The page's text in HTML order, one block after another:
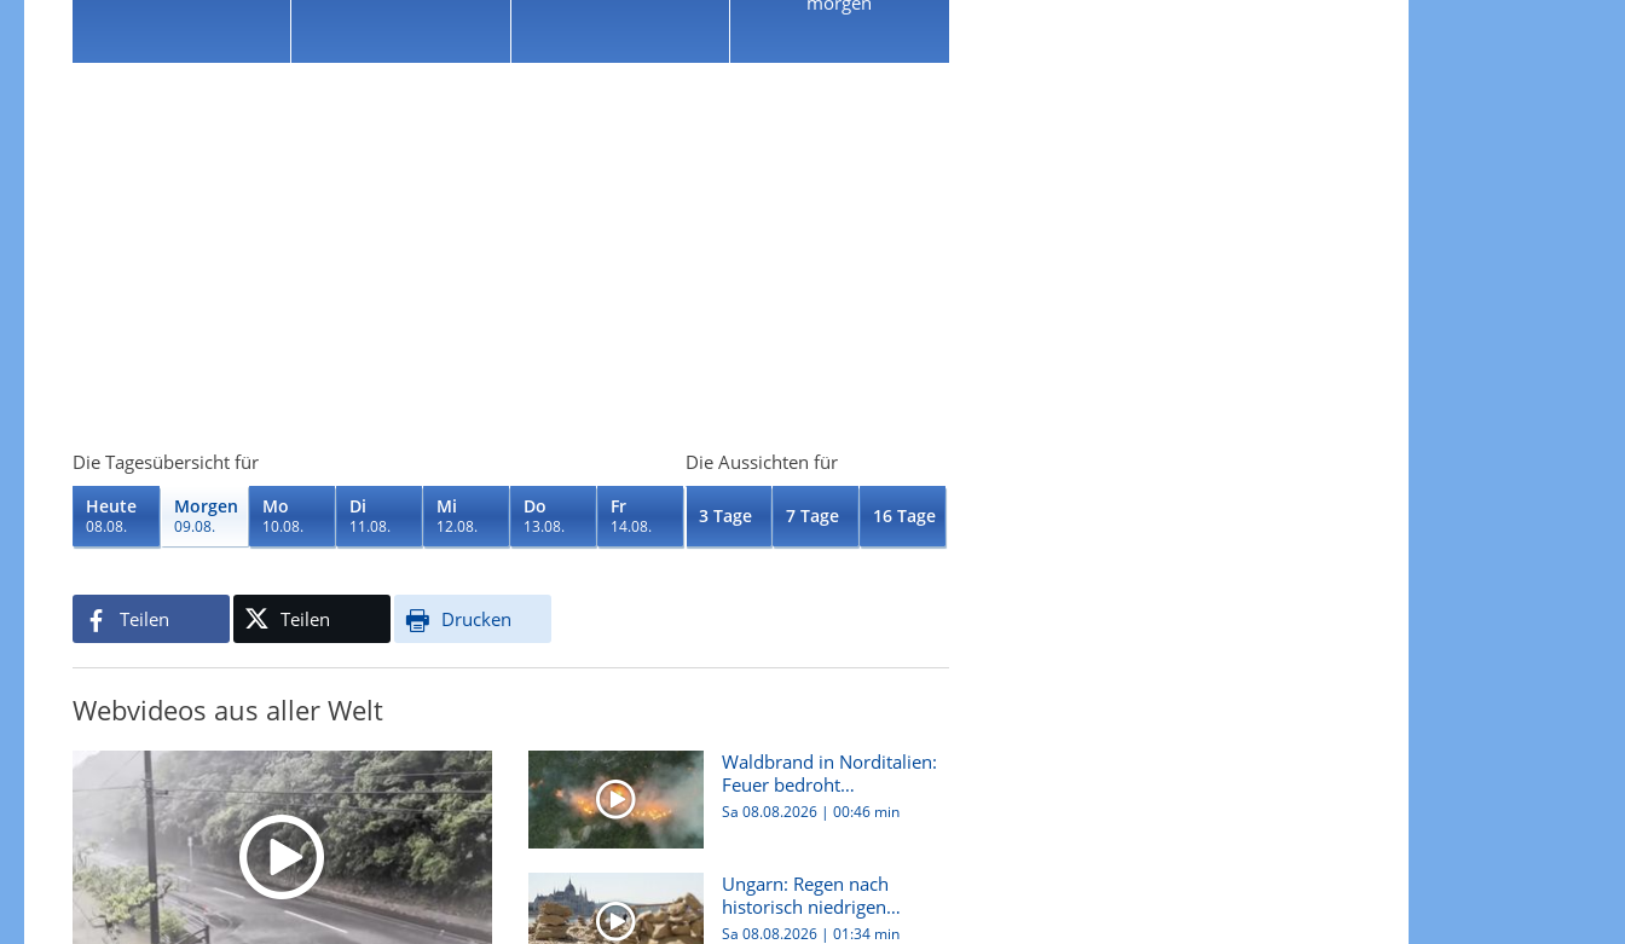
Die Tagesübersicht für
Heute
08.08.
Morgen
09.08.
Mo
10.08.
Di
11.08.
Mi
12.08.
Do
13.08.
Fr
14.08.
Die Aussichten für
3 Tage 7 Tage 16 Tage
Teilen Teilen Drucken
Webvideos aus aller Welt
Waldbrand in Norditalien:
Feuer bedroht
Wohnhäuser...
Sa 08.08.2026 |00:46 min
Ungarn: Regen nach
historisch niedrigen
Wasserstän...
Sa 08.08.2026 |01:34 min